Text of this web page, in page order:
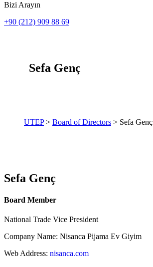
Bizi Arayın
+90 (212) 909 88 69
Sefa Genç
UTEP> Board of Directors > Sefa Genç
Sefa Genç
Board Member
National Trade Vice President
Company Name: Nisanca Pijama Ev Giyim
Web Address: nisanca.com